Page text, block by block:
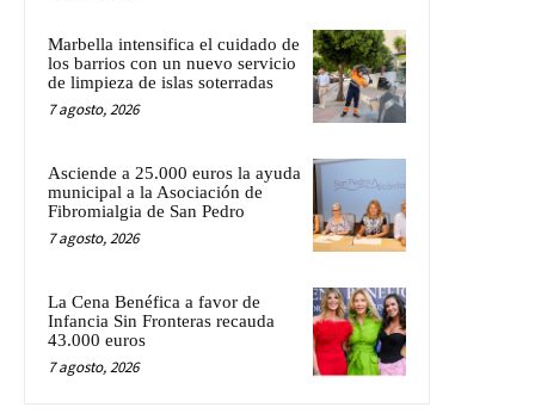
Marbella intensifica el cuidado de
los barrios con un nuevo servicio
de limpieza de islas soterradas
7 agosto, 2026
Asciende a 25.000 euros la ayuda
municipal a la Asociación de
Fibromialgia de San Pedro
7 agosto, 2026
La Cena Benéfica a favor de
Infancia Sin Fronteras recauda
43.000 euros
7 agosto, 2026